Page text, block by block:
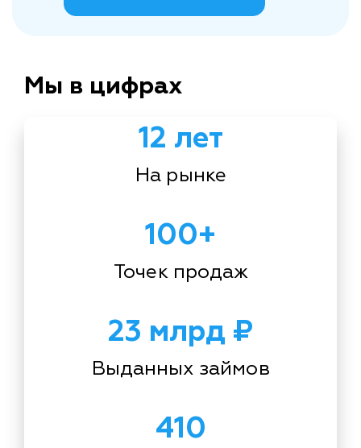
Мы в цифрах
12 лет
На рынке
100+
Точек продаж
23 млрд ₽
Выданных займов
410